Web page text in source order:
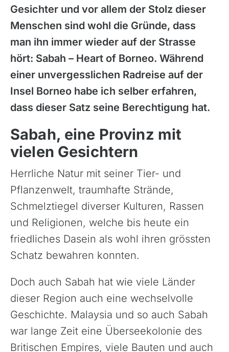
Gesichter und vor allem der Stolz dieser
Menschen sind wohl die Gründe, dass
man ihn immer wieder auf der Strasse
hört: Sabah – Heart of Borneo. Während
einer unvergesslichen Radreise auf der
Insel Borneo habe ich selber erfahren,
dass dieser Satz seine Berechtigung hat.
Sabah, eine Provinz mit
vielen Gesichtern
Herrliche Natur mit seiner Tier- und
Pflanzenwelt, traumhafte Strände,
Schmelztiegel diverser Kulturen, Rassen
und Religionen, welche bis heute ein
friedliches Dasein als wohl ihren grössten
Schatz bewahren konnten.
Doch auch Sabah hat wie viele Länder
dieser Region auch eine wechselvolle
Geschichte. Malaysia und so auch Sabah
war lange Zeit eine Überseekolonie des
Britischen Empires, viele Bauten und auch